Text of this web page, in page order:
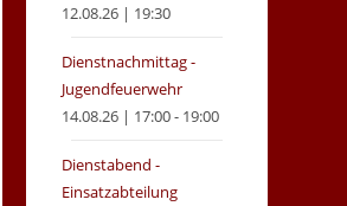
12.08.26 | 19:30
Dienstnachmittag -
Jugendfeuerwehr
14.08.26 | 17:00 - 19:00
Dienstabend -
Einsatzabteilung